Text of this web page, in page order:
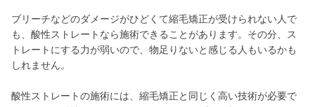
ブリーチなどのダメージがひどくて縮毛矯正が受けられない人で
も、酸性ストレートなら施術できることがあります。その分、ス
トレートにする力が弱いので、物足りないと感じる人もいるかも
しれません。
酸性ストレートの施術には、縮毛矯正と同じく高い技術が必要で